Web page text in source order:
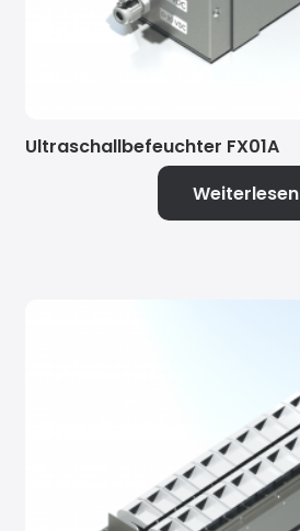
Ultraschallbefeuchter FX01A
Weiterlesen